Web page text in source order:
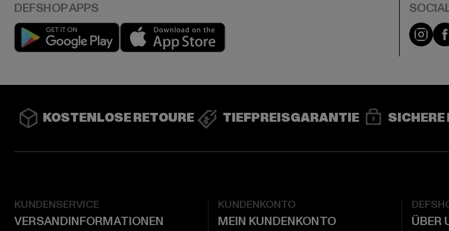
Play market
KOSTENLOSE RETOURE TIEFPREISGARANTIE
KUNDENSERVICE
VERSANDINFORMATIONEN
KUNDENKONTO
MEIN KUNDENKONTO
ÜBER